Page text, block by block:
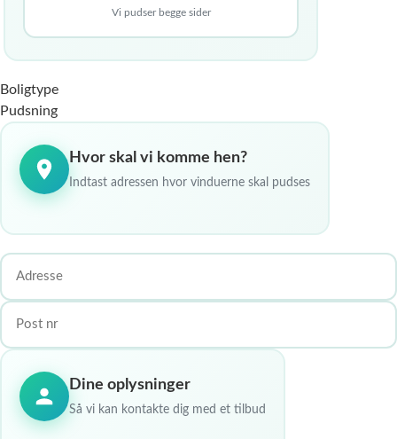
Vi pudser begge sider
Boligtype
Pudsning
Hvor skal vi komme hen?
Indtast adressen hvor vinduerne skal pudses
Dine oplysninger
Så vi kan kontakte dig med et tilbud